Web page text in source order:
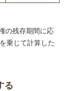
の残存期間に応
乗じて計算した
る